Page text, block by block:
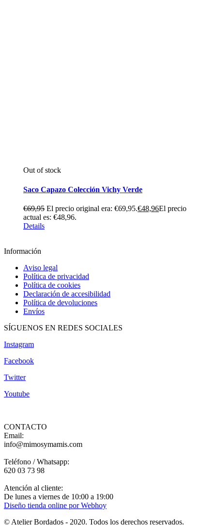
Out of stock
Saco Capazo Colección Vichy Verde
€69,95 El precio original era: €69,95.€48,96El precio
actual es: €48,96.
Details
Información
Aviso legal
Política de privacidad
Política de cookies
Declaración de accesibilidad
Política de devoluciones
Envíos
SÍGUENOS EN REDES SOCIALES
Instagram
Facebook
Twitter
Youtube
CONTACTO
Email:
info@mimosymamis.com
Teléfono / Whatsapp:
620 03 73 98
Atención al cliente:
De lunes a viernes de 10:00 a 19:00
Diseño tienda online por Webhoy
© Atelier Bordados - 2020. Todos los derechos reservados.